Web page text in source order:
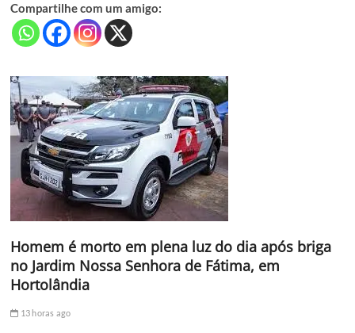
Compartilhe com um amigo:
Homem é morto em plena luz do dia após briga
no Jardim Nossa Senhora de Fátima, em
Hortolândia
13 horas ago